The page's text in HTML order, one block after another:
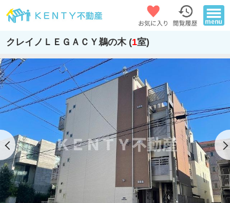
クレイノＬＥＧＡＣＹ鵜の木 (1室)